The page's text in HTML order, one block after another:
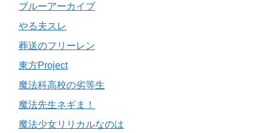
ブルーアーカイブ
やる夫スレ
葬送のフリーレン
東方Project
魔法科高校の劣等生
魔法先生ネギま！
魔法少女リリカルなのは